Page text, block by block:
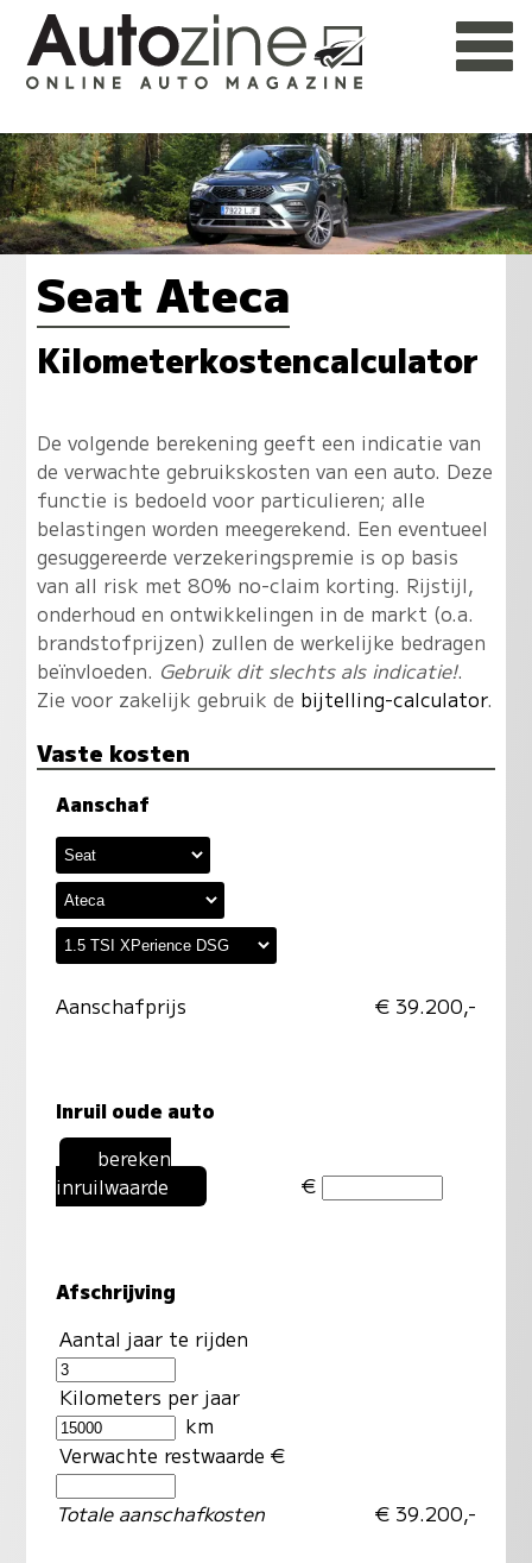
Seat Ateca
Kilometerkostencalculator
De volgende berekening geeft een indicatie van
de verwachte gebruikskosten van een auto. Deze
functie is bedoeld voor particulieren; alle
belastingen worden meegerekend. Een eventueel
gesuggereerde verzekeringspremie is op basis
van all risk met 80% no-claim korting. Rijstijl,
onderhoud en ontwikkelingen in de markt (o.a.
brandstofprijzen) zullen de werkelijke bedragen
beïnvloeden. Gebruik dit slechts als indicatie!.
Zie voor zakelijk gebruik de bijtelling-calculator.
Vaste kosten
Aanschaf
Aanschafprijs € 39.200,-
Inruil oude auto
bereken
inruilwaarde
€
Afschrijving
Aantal jaar te rijden
Kilometers per jaar
km
Verwachte restwaarde €
Totale aanschafkosten € 39.200,-